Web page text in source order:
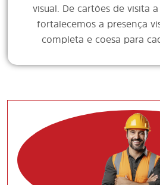
visual. De cartões de visita
fortalecemos a presença
completa e coesa para